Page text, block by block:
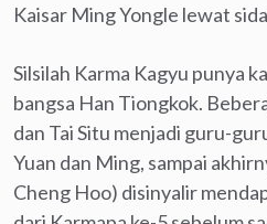
Kaisar Ming Yongle lewat
Silsilah Karma Kagyu punya
bangsa Han Tiongkok.
dan Tai Situ menjadi guru-
Yuan dan Ming, sampai
Cheng Hoo) disinyalir